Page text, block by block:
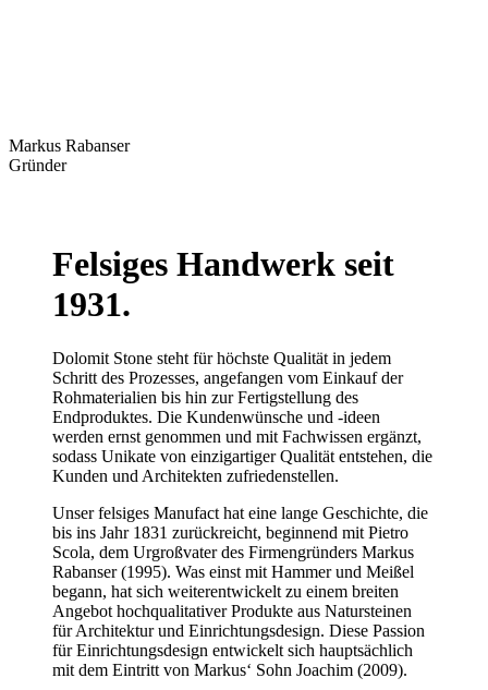
Markus Rabanser
Gründer
Felsiges Handwerk seit
1931.
Dolomit Stone steht für höchste Qualität in jedem
Schritt des Prozesses, angefangen vom Einkauf der
Rohmaterialien bis hin zur Fertigstellung des
Endproduktes. Die Kundenwünsche und -ideen
werden ernst genommen und mit Fachwissen ergänzt,
sodass Unikate von einzigartiger Qualität entstehen, die
Kunden und Architekten zufriedenstellen.
Unser felsiges Manufact hat eine lange Geschichte, die
bis ins Jahr 1831 zurückreicht, beginnend mit Pietro
Scola, dem Urgroßvater des Firmengründers Markus
Rabanser (1995). Was einst mit Hammer und Meißel
begann, hat sich weiterentwickelt zu einem breiten
Angebot hochqualitativer Produkte aus Natursteinen
für Architektur und Einrichtungsdesign. Diese Passion
für Einrichtungsdesign entwickelt sich hauptsächlich
mit dem Eintritt von Markus‘ Sohn Joachim (2009).